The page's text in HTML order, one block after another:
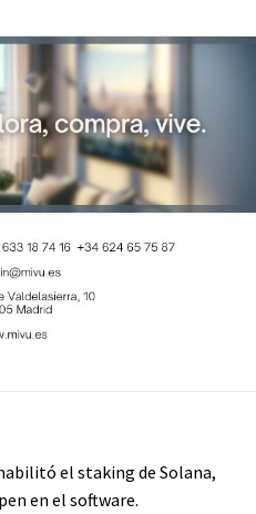
el staking de Solana,
en el software.